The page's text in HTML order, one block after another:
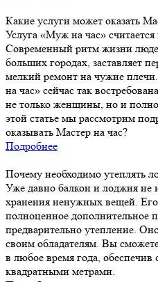
Какие услуги может оказать
Услуга «Муж на час»
Современный ритм жизни
больших городах, заставляет
мелкий ремонт на чужие
на час» сейчас так
не только женщины, но и
этой статье мы рассмотрим
оказывать Мастер на час?
Подробнее
Почему необходимо утеплять
Уже давно балкон и лоджия не
хранения ненужных вещей. Его
полноценное дополнительное
предварительно утепление.
своим обладателям. Вы
в любое время года,
квадратными метрами.